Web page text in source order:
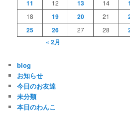
11 12 13 14
18 19 20 21
25
26 27 28
« 2月
blog
お知らせ
今日のお友達
未分類
本日のわんこ